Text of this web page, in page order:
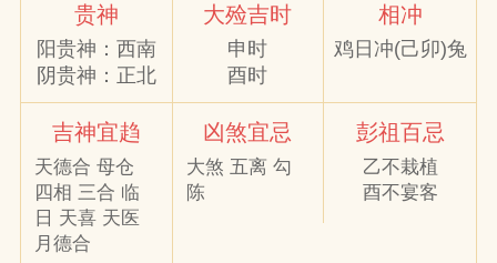
贵神
阳贵神：西南
阴贵神：正北
大殓吉时
申时
酉时
相冲
鸡日冲(己卯)兔
吉神宜趋
天德合 母仓
四相 三合 临
日 天喜 天医
月德合
凶煞宜忌
大煞 五离 勾
陈
彭祖百忌
乙不栽植
酉不宴客